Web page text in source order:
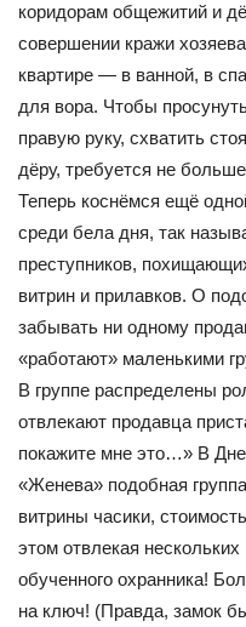
коридорам общежитий и
совершении кражи
квартире — в ванной, в
для вора. Чтобы
правую руку, схватить
дёру, требуется не
Теперь коснёмся ещё
среди бела дня, так
преступников,
витрин и прилавков. О
забывать ни одному
«работают» маленькими
В группе распределены
отвлекают продавца
покажите мне это…» В
«Женева» подобная
витрины часики,
этом отвлекая
обученного охранника!
на ключ! (Правда, замок